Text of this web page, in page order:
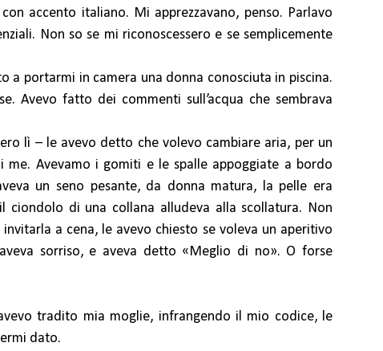
accento italiano. Mi apprezzavano, penso. Parlavo
Non so se mi riconoscessero e se semplicemente
a portarmi in camera una donna conosciuta in piscina.
Avevo fatto dei commenti sull’acqua che sembrava
lì – le avevo detto che volevo cambiare aria, per un
me. Avevamo i gomiti e le spalle appoggiate a bordo
un seno pesante, da donna matura, la pelle era
ciondolo di una collana alludeva alla scollatura. Non
a cena, le avevo chiesto se voleva un aperitivo
sorriso, e aveva detto «Meglio di no». O forse
tradito mia moglie, infrangendo il mio codice, le
dato.